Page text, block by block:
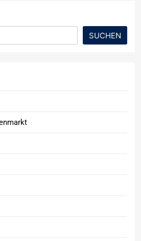
SUCHEN